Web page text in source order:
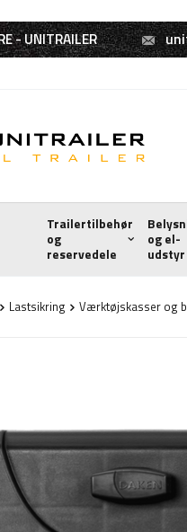
- UNITRAILER
Trailertilbehør
og
reservedele
og el-
udstyr
Lastsikring Værktøjskasser og